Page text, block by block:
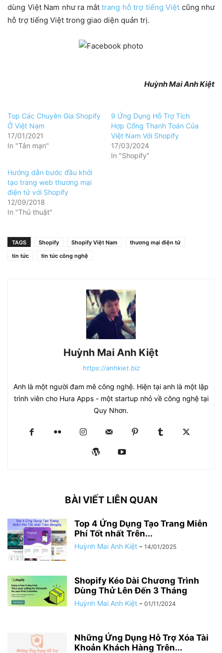
dùng Việt Nam như ra mắt trang hỗ trợ tiếng Việt cũng như
hỗ trợ tiếng Việt trong giao diện quản trị.
Huỳnh Mai Anh Kiệt
Top Các Chuyên Gia Shopify
Ở Việt Nam
17/01/2021
In "Tản mạn"
9 Ứng Dụng Hỗ Trợ Tích
Hợp Cổng Thanh Toán Của
Việt Nam Với Shopify
17/03/2024
In "Shopify"
Hướng dẫn bước đầu khởi
tạo trang web thương mại
điện tử với Shopify
12/09/2018
In "Thủ thuật"
TAGS Shopify Shopify Việt Nam
thương mại điện tử
tin tức
tin tức công nghệ
Huỳnh Mai Anh Kiệt
https://anhkiet.biz
Anh là một người đam mê công nghệ. Hiện tại anh là một lập
trình viên cho Hura Apps - một startup nhỏ về công nghệ tại
Quy Nhơn.
BÀI VIẾT LIÊN QUAN
Top 4 Ứng Dụng Tạo Trang Miễn
Phí Tốt nhất Trên...
Huỳnh Mai Anh Kiệt - 14/01/2025
Shopify Kéo Dài Chương Trình
Dùng Thử Lên Đến 3 Tháng
Huỳnh Mai Anh Kiệt - 01/11/2024
Những Ứng Dụng Hỗ Trợ Xóa Tài
Khoản Khách Hàng Trên...